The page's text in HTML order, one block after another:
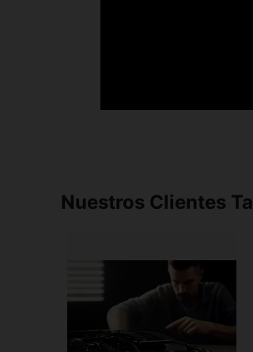
Nuestros Clientes